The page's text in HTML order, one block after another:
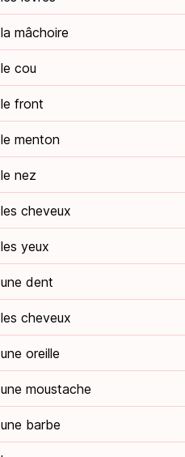
la mâchoire
le cou
le front
le menton
le nez
les cheveux
les yeux
une dent
les cheveux
une oreille
une moustache
une barbe